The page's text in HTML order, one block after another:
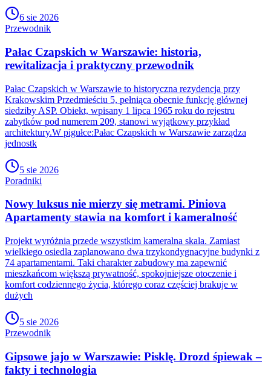
6 sie 2026
Przewodnik
Pałac Czapskich w Warszawie: historia,
rewitalizacja i praktyczny przewodnik
Pałac Czapskich w Warszawie to historyczna rezydencja przy
Krakowskim Przedmieściu 5, pełniąca obecnie funkcję głównej
siedziby ASP. Obiekt, wpisany 1 lipca 1965 roku do rejestru
zabytków pod numerem 209, stanowi wyjątkowy przykład
architektury.W pigułce:Pałac Czapskich w Warszawie zarządza
jednostk
5 sie 2026
Poradniki
Nowy luksus nie mierzy się metrami. Piniova
Apartamenty stawia na komfort i kameralność
Projekt wyróżnia przede wszystkim kameralna skala. Zamiast
wielkiego osiedla zaplanowano dwa trzykondygnacyjne budynki z
74 apartamentami. Taki charakter zabudowy ma zapewnić
mieszkańcom większą prywatność, spokojniejsze otoczenie i
komfort codziennego życia, którego coraz częściej brakuje w
dużych
5 sie 2026
Przewodnik
Gipsowe jajo w Warszawie: Pisklę. Drozd śpiewak –
fakty i technologia